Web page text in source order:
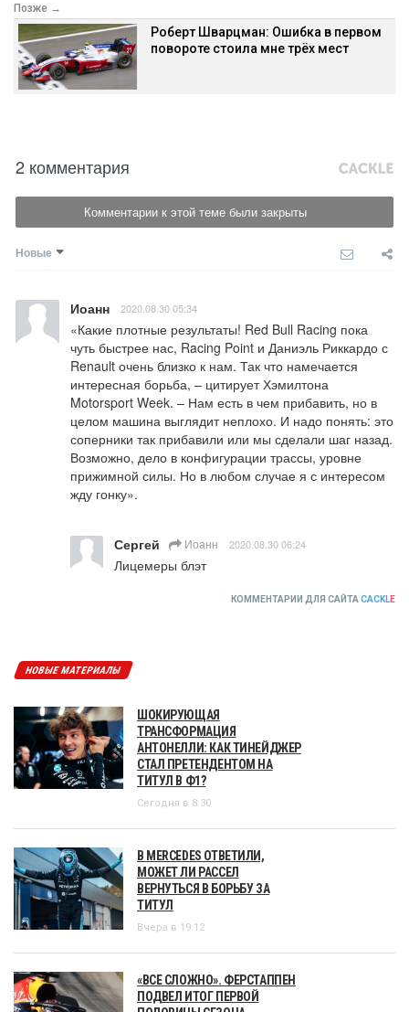
Позже →
Роберт Шварцман: Ошибка в первом
повороте стоила мне трёх мест
2 комментария
Комментарии к этой теме были закрыты
Новые
Иоанн 2020.08.30 05:34
«Какие плотные результаты! Red Bull Racing пока
чуть быстрее нас, Racing Point и Даниэль Риккардо с
Renault очень близко к нам. Так что намечается
интересная борьба, – цитирует Хэмилтона
Motorsport Week. – Нам есть в чем прибавить, но в
целом машина выглядит неплохо. И надо понять: это
соперники так прибавили или мы сделали шаг назад.
Возможно, дело в конфигурации трассы, уровне
прижимной силы. Но в любом случае я с интересом
жду гонку».
Сергей Иоанн 2020.08.30 06:24
Лицемеры блэт
КОММЕНТАРИИ ДЛЯ САЙТА CACKLE
НОВЫЕ МАТЕРИАЛЫ
ШОКИРУЮЩАЯ
ТРАНСФОРМАЦИЯ
АНТОНЕЛЛИ: КАК ТИНЕЙДЖЕР
СТАЛ ПРЕТЕНДЕНТОМ НА
ТИТУЛ В Ф1?
Сегодня в 8:30
В MERCEDES ОТВЕТИЛИ,
МОЖЕТ ЛИ РАССЕЛ
ВЕРНУТЬСЯ В БОРЬБУ ЗА
ТИТУЛ
Вчера в 19:12
«ВСЕ СЛОЖНО». ФЕРСТАППЕН
ПОДВЕЛ ИТОГ ПЕРВОЙ